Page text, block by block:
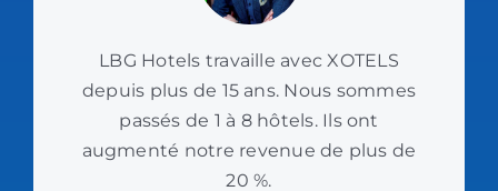
LBG Hotels travaille avec XOTELS
depuis plus de 15 ans. Nous sommes
passés de 1 à 8 hôtels. Ils ont
augmenté notre revenue de plus de
20 %.